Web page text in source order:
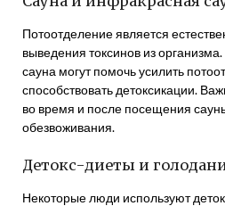
Потоотделение является
выведения токсинов из
сауна могут помочь усилить
способствовать детоксикации.
во время и после посещения
обезвоживания.
Детокс-диеты и
Некоторые люди используют